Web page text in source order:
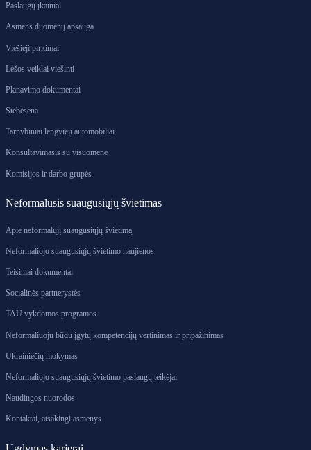
Paslaugų įkainiai
Asmens duomenų apsauga
Viešieji pirkimai
Lėšos veiklai viešinti
Planavimo dokumentai
Stebėsena
Tarnybiniai lengvieji automobiliai
Konsultavimasis su visuomene
Komisijos ir darbo grupės
Neformalusis suaugusiųjų švietimas
Apie neformalųjį suaugusiųjų švietimą
Neformaliojo suaugusiųjų švietimo naujienos
Teisiniai dokumentai
Socialinės partnerystės
TAU vykdomos programos
Neformaliuoju būdu įgytų kompetencijų vertinimas ir pripažinimas
Ukrainiečių mokymas
Neformaliojo suaugusiųjų švietimo paslaugų teikėjai
Naudingos nuorodos
Kontaktai, atsakingi asmenys